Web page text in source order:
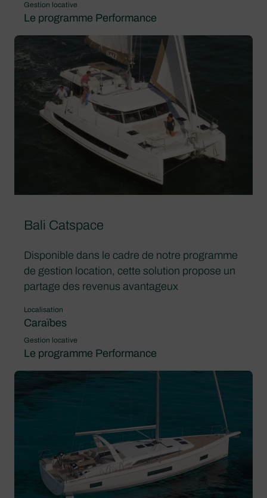
Gestion locative
Le programme Performance
Bali Catspace
Disponible dans le cadre de notre programme
de gestion location, cette solution propose un
partage des revenus avantageux
Localisation
Caraïbes
Gestion locative
Le programme Performance